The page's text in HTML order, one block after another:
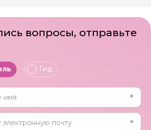
вопросы, отправьте
Гид